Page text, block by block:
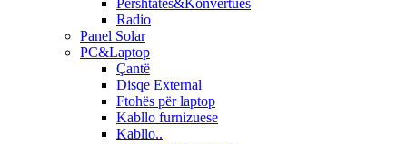
Radio
Panel Solar
PC&Laptop
Çantë
Disqe External
Ftohës për laptop
Kabllo furnizuese
Kabllo..